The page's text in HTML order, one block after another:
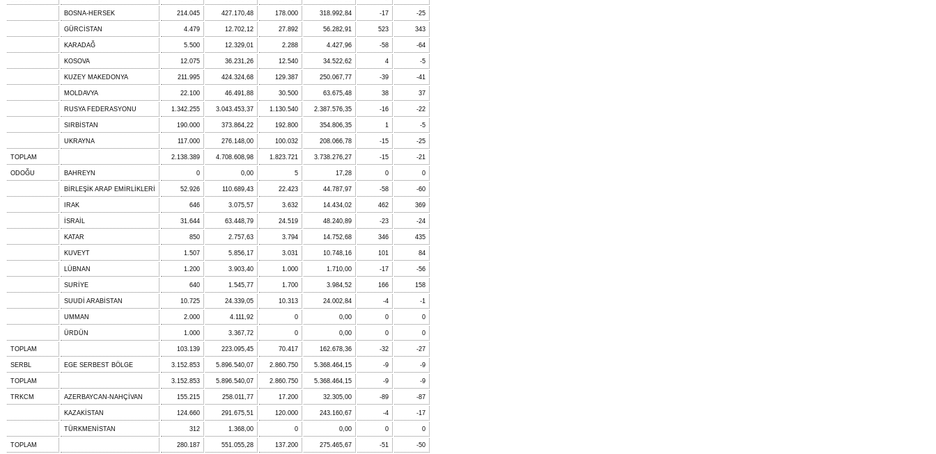
BOSNA-HERSEK 214.045 427.170,48 178.000 318.992,84 -17 -25
GÜRCİSTAN 4.479 12.702,12 27.892 56.282,91 523 343
KARADAĞ 5.500 12.329,01 2.288 4.427,96 -58 -64
KOSOVA 12.075 36.231,26 12.540 34.522,62 4 -5
KUZEY MAKEDONYA 211.995 424.324,68 129.387 250.067,77 -39 -41
MOLDAVYA 22.100 46.491,88 30.500 63.675,48 38 37
RUSYA FEDERASYONU 1.342.255 3.043.453,37 1.130.540 2.387.576,35 -16 -22
SIRBİSTAN 190.000 373.864,22 192.800 354.806,35 1 -5
UKRAYNA 117.000 276.148,00 100.032 208.066,78 -15 -25
TOPLAM 2.138.389 4.708.608,98 1.823.721 3.738.276,27 -15 -21
ODOĞU BAHREYN 0 0,00 5 17,28 0 0
BİRLEŞİK ARAP EMİRLİKLERİ 52.926 110.689,43 22.423 44.787,97 -58 -60
IRAK 646 3.075,57 3.632 14.434,02 462 369
İSRAİL 31.644 63.448,79 24.519 48.240,89 -23 -24
KATAR 850 2.757,63 3.794 14.752,68 346 435
KUVEYT 1.507 5.856,17 3.031 10.748,16 101 84
LÜBNAN 1.200 3.903,40 1.000 1.710,00 -17 -56
SURİYE 640 1.545,77 1.700 3.984,52 166 158
SUUDİ ARABİSTAN 10.725 24.339,05 10.313 24.002,84 -4 -1
UMMAN 2.000 4.111,92 0 0,00 0 0
ÜRDÜN 1.000 3.367,72 0 0,00 0 0
TOPLAM 103.139 223.095,45 70.417 162.678,36 -32 -27
SERBL EGE SERBEST BÖLGE 3.152.853 5.896.540,07 2.860.750 5.368.464,15 -9 -9
TOPLAM 3.152.853 5.896.540,07 2.860.750 5.368.464,15 -9 -9
TRKCM AZERBAYCAN-NAHÇİVAN 155.215 258.011,77 17.200 32.305,00 -89 -87
KAZAKİSTAN 124.660 291.675,51 120.000 243.160,67 -4 -17
TÜRKMENİSTAN 312 1.368,00 0 0,00 0 0
TOPLAM 280.187 551.055,28 137.200 275.465,67 -51 -50